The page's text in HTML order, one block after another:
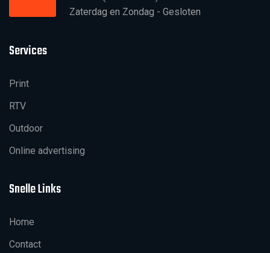
Zaterdag en Zondag - Gesloten
Services
Print
RTV
Outdoor
Online advertising
Snelle Links
Home
Contact